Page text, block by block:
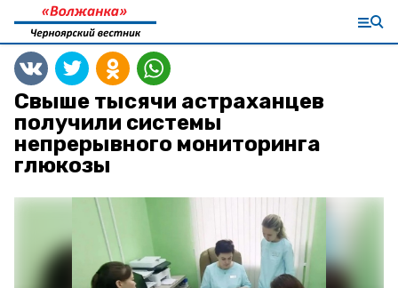
Свыше тысячи астраханцев
получили системы
непрерывного мониторинга
глюкозы